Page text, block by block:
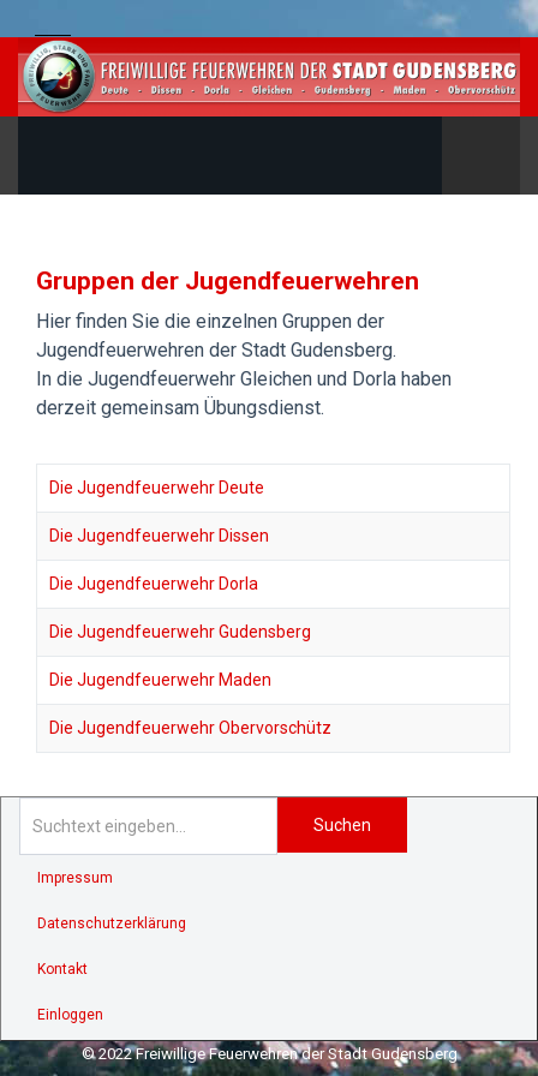
Gruppen der Jugendfeuerwehren
Hier finden Sie die einzelnen Gruppen der
Jugendfeuerwehren der Stadt Gudensberg.
In die Jugendfeuerwehr Gleichen und Dorla haben
derzeit gemeinsam Übungsdienst.
Die Jugendfeuerwehr Deute
Die Jugendfeuerwehr Dissen
Die Jugendfeuerwehr Dorla
Die Jugendfeuerwehr Gudensberg
Die Jugendfeuerwehr Maden
Die Jugendfeuerwehr Obervorschütz
Suchen
Impressum
Datenschutzerklärung
Kontakt
Einloggen
© 2022 Freiwillige Feuerwehren der Stadt Gudensberg